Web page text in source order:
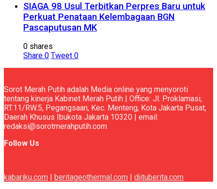
SIAGA 98 Usul Terbitkan Perpres Baru untuk
Perkuat Penataan Kelembagaan BGN
Pascaputusan MK
0 shares
Share 0 Tweet 0
Sorot Merah Putih adalah Media online yang menyoroti
tentang kinerja Kabinet Merah Putih | Office: Jl. Proklamasi,
RT.11/RW.5, Pegangsaan, Kec. Menteng, Kota Jakarta Pusat,
Daerah Khusus Ibukota Jakarta 10320 | email:
redaksi@sorotmerahputih.com
Follow Us
kabariku.com beritageothermal.com
djituberita.com